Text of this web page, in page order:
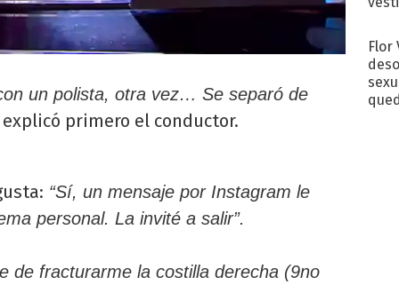
un polista, otra vez… Se separó de
explicó primero el conductor.
“Sí, un mensaje por Instagram le
personal. La invité a salir”.
de fracturarme la costilla derecha (9no
Flor